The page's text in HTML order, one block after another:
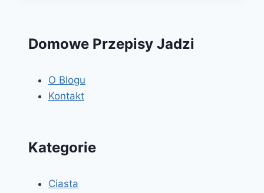
Domowe Przepisy Jadzi
O Blogu
Kontakt
Kategorie
Ciasta